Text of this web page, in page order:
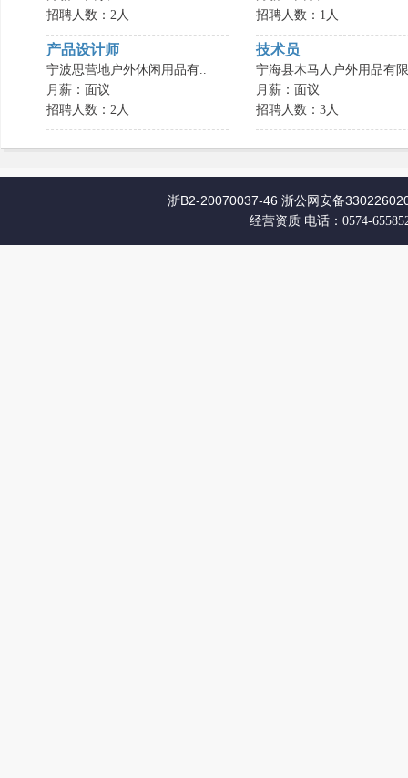
招聘人数：2人
招聘人数：1人
产品设计师
宁波思营地户外休闲用品有..
月薪：面议
招聘人数：2人
技术员
宁海县木马人户外用品有
月薪：面议
招聘人数：3人
浙B2-20070037-46 浙公网安备
经营资质 电话：0574-